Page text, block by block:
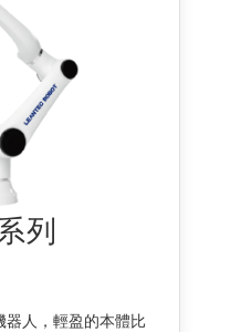
列
器人，輕盈的本體比